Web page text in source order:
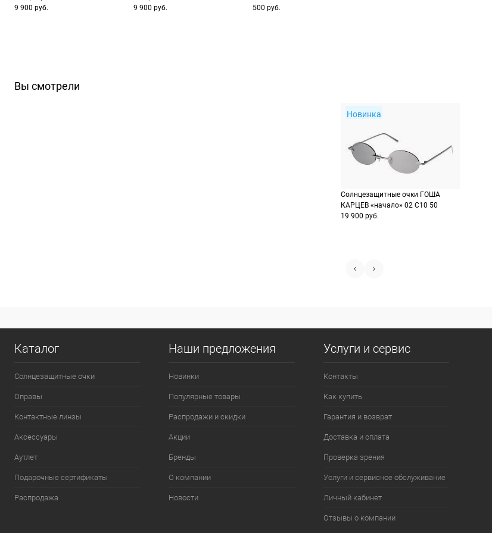
9 900 руб.
9 900 руб.
500 руб.
Вы смотрели
Новинка
Солнцезащитные очки ГОША
КАРЦЕВ «начало» 02 C10 50
19 900 руб.
Каталог
Солнцезащитные очки
Оправы
Контактные линзы
Аксессуары
Аутлет
Подарочные сертификаты
Распродажа
Наши предложения
Новинки
Популярные товары
Распродажи и скидки
Акции
Бренды
О компании
Новости
Услуги и сервис
Контакты
Как купить
Гарантия и возврат
Доставка и оплата
Проверка зрения
Услуги и сервисное обслуживание
Личный кабинет
Отзывы о компании